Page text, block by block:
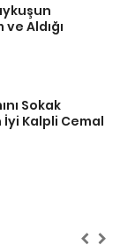
Aldığı
Sokak
Kalpli Cemal